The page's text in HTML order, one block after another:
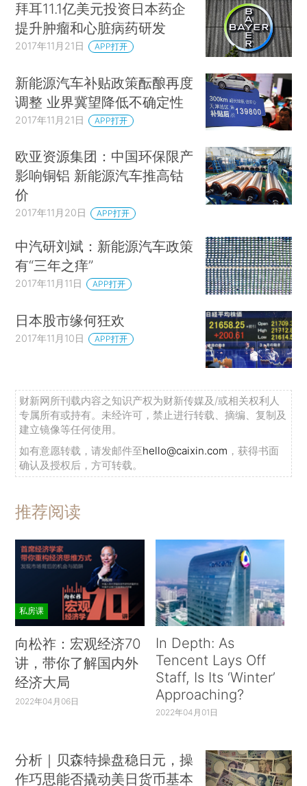
拜耳11.1亿美元投资日本药企
提升肿瘤和心脏病药研发
2017年11月21日 APP打开
新能源汽车补贴政策酝酿再度
调整 业界冀望降低不确定性
2017年11月21日 APP打开
欧亚资源集团：中国环保限产
影响铜铝 新能源汽车推高钴
价
2017年11月20日 APP打开
中汽研刘斌：新能源汽车政策
有“三年之痒”
2017年11月11日 APP打开
日本股市缘何狂欢
2017年11月10日 APP打开
财新网所刊载内容之知识产权为财新传媒及/或相关权利人
专属所有或持有。未经许可，禁止进行转载、摘编、复制及
建立镜像等任何使用。
如有意愿转载，请发邮件至hello@caixin.com ，获得书面
确认及授权后，方可转载。
推荐阅读
私房课
向松祚：宏观经济70
讲，带你了解国内外
经济大局
2022年04月06日
In Depth: As
Tencent Lays Off
Staff, Is Its ‘Winter’
Approaching?
2022年04月01日
分析｜贝森特操盘稳日元，操
作巧思能否撬动美日货币基本